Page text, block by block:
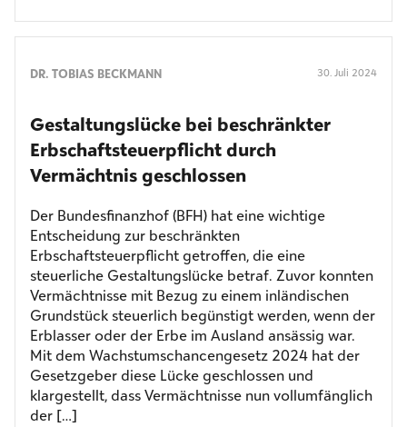
DR. TOBIAS BECKMANN 30. Juli 2024
Gestaltungslücke bei beschränkter
Erbschaft­steuerpflicht durch
Vermächtnis geschlossen
Der Bundesfinanzhof (BFH) hat eine wichtige
Entscheidung zur beschränkten
Erbschaftsteuerpflicht getroffen, die eine
steuerliche Gestaltungslücke betraf. Zuvor konnten
Vermächtnisse mit Bezug zu einem inländischen
Grundstück steuerlich begünstigt werden, wenn der
Erblasser oder der Erbe im Ausland ansässig war.
Mit dem Wachstumschancengesetz 2024 hat der
Gesetzgeber diese Lücke geschlossen und
klargestellt, dass Vermächtnisse nun vollumfänglich
der […]